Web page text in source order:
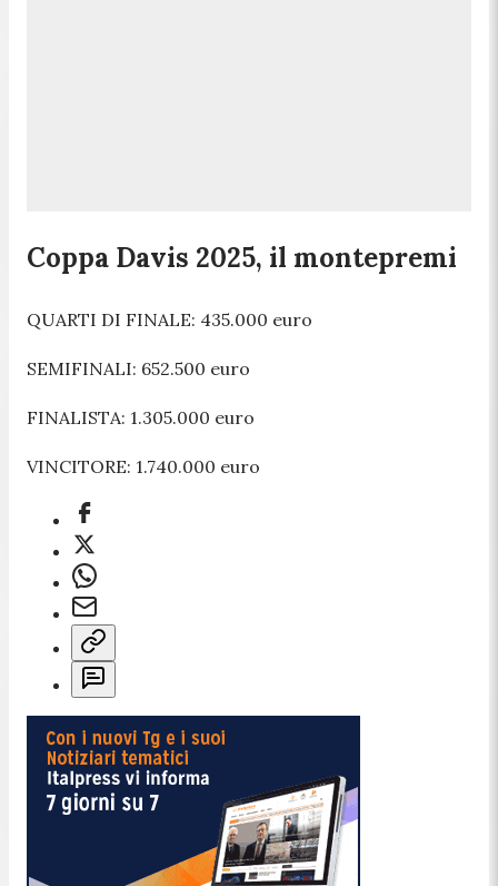
Coppa Davis 2025, il montepremi
QUARTI DI FINALE: 435.000 euro
SEMIFINALI: 652.500 euro
FINALISTA: 1.305.000 euro
VINCITORE: 1.740.000 euro